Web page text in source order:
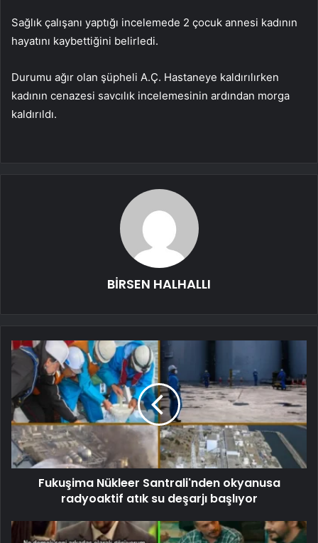
Sağlık çalışanı yaptığı incelemede 2 çocuk annesi kadının
hayatını kaybettiğini belirledi.
Durumu ağır olan şüpheli A.Ç. Hastaneye kaldırılırken
kadının cenazesi savcılık incelemesinin ardından morga
kaldırıldı.
BİRSEN HALHALLI
Fukuşima Nükleer Santrali'nden okyanusa
radyoaktif atık su deşarjı başlıyor